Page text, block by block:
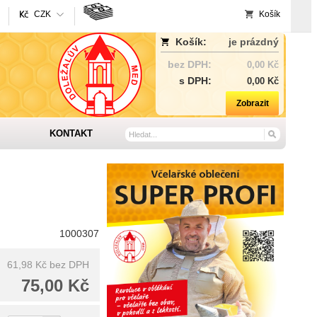
CZK Košík
Košík:
je prázdný
bez DPH:
0,00 Kč
s DPH: 0,00 Kč
Zobrazit
KONTAKT
1000307
61,98 Kč bez DPH
75,00 Kč